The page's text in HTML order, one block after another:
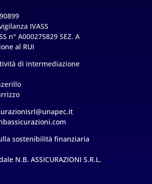
IVASS
n° A000275829 SEZ. A
al RUI
di intermediazione
sostenibilità finanziaria
N.B. ASSICURAZIONI S.R.L.